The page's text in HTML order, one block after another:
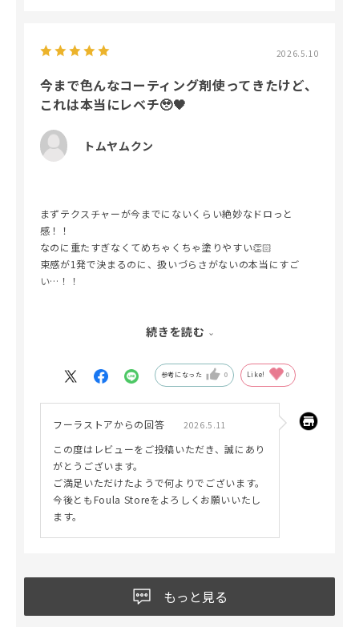
2026.5.10
今まで色んなコーティング剤使ってきたけど、
これは本当にレベチ🥹🖤
トムヤムクン
まずテクスチャーが今までにないくらい絶妙なドロっと
感！！
なのに重たすぎなくてめちゃくちゃ塗りやすい👏🏻
束感が1発で決まるのに、扱いづらさがないの本当にすご
い…！！
つエクもまつパも一気に仕上がり変わる✨
ケアしながら盛れるの嬉しすぎる！！
あと個人的に1番感動したのが、時間が経っても本当に白くな
らないところ。
コーティング剤って乾燥してくると白化現象起きたりするこ
と多いけど、これはマジで一切気にならない🥹✨
続きを読む
参考になった 0 Like! 0
フーラストアからの回答 2026.5.11
この度はレビューをご投稿いただき、誠にあり
がとうございます。
ご満足いただけたようで何よりでございます。
今後ともFoula Storeをよろしくお願いいたし
ます。
もっと見る